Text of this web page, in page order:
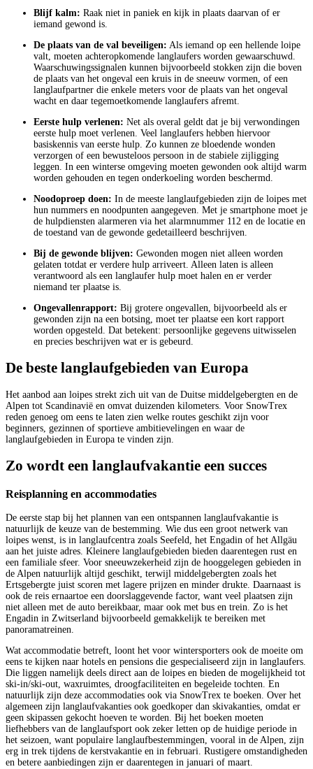
Blijf kalm: Raak niet in paniek en kijk in plaats daarvan of er
iemand gewond is.
De plaats van de val beveiligen: Als iemand op een hellende loipe
valt, moeten achteropkomende langlaufers worden gewaarschuwd.
Waarschuwingssignalen kunnen bijvoorbeeld stokken zijn die boven
de plaats van het ongeval een kruis in de sneeuw vormen, of een
langlaufpartner die enkele meters voor de plaats van het ongeval
wacht en daar tegemoetkomende langlaufers afremt.
Eerste hulp verlenen: Net als overal geldt dat je bij verwondingen
eerste hulp moet verlenen. Veel langlaufers hebben hiervoor
basiskennis van eerste hulp. Zo kunnen ze bloedende wonden
verzorgen of een bewusteloos persoon in de stabiele zijligging
leggen. In een winterse omgeving moeten gewonden ook altijd warm
worden gehouden en tegen onderkoeling worden beschermd.
Noodoproep doen: In de meeste langlaufgebieden zijn de loipes met
hun nummers en noodpunten aangegeven. Met je smartphone moet je
de hulpdiensten alarmeren via het alarmnummer 112 en de locatie en
de toestand van de gewonde gedetailleerd beschrijven.
Bij de gewonde blijven: Gewonden mogen niet alleen worden
gelaten totdat er verdere hulp arriveert. Alleen laten is alleen
verantwoord als een langlaufer hulp moet halen en er verder
niemand ter plaatse is.
Ongevallenrapport: Bij grotere ongevallen, bijvoorbeeld als er
gewonden zijn na een botsing, moet ter plaatse een kort rapport
worden opgesteld. Dat betekent: persoonlijke gegevens uitwisselen
en precies beschrijven wat er is gebeurd.
De beste langlaufgebieden van Europa
Het aanbod aan loipes strekt zich uit van de Duitse middelgebergten en de
Alpen tot Scandinavië en omvat duizenden kilometers. Voor SnowTrex
reden genoeg om eens te laten zien welke routes geschikt zijn voor
beginners, gezinnen of sportieve ambitievelingen en waar de
langlaufgebieden in Europa te vinden zijn.
Zo wordt een langlaufvakantie een succes
Reisplanning en accommodaties
De eerste stap bij het plannen van een ontspannen langlaufvakantie is
natuurlijk de keuze van de bestemming. Wie dus een groot netwerk van
loipes wenst, is in langlaufcentra zoals Seefeld, het Engadin of het Allgäu
aan het juiste adres. Kleinere langlaufgebieden bieden daarentegen rust en
een familiale sfeer. Voor sneeuwzekerheid zijn de hooggelegen gebieden in
de Alpen natuurlijk altijd geschikt, terwijl middelgebergten zoals het
Ertsgebergte juist scoren met lagere prijzen en minder drukte. Daarnaast is
ook de reis ernaartoe een doorslaggevende factor, want veel plaatsen zijn
niet alleen met de auto bereikbaar, maar ook met bus en trein. Zo is het
Engadin in Zwitserland bijvoorbeeld gemakkelijk te bereiken met
panoramatreinen.
Wat accommodatie betreft, loont het voor wintersporters ook de moeite om
eens te kijken naar hotels en pensions die gespecialiseerd zijn in langlaufers.
Die liggen namelijk deels direct aan de loipes en bieden de mogelijkheid tot
ski-in/ski-out, waxruimtes, droogfaciliteiten en begeleide tochten. En
natuurlijk zijn deze accommodaties ook via SnowTrex te boeken. Over het
algemeen zijn langlaufvakanties ook goedkoper dan skivakanties, omdat er
geen skipassen gekocht hoeven te worden. Bij het boeken moeten
liefhebbers van de langlaufsport ook zeker letten op de huidige periode in
het seizoen, want populaire langlaufbestemmingen, vooral in de Alpen, zijn
erg in trek tijdens de kerstvakantie en in februari. Rustigere omstandigheden
en betere aanbiedingen zijn er daarentegen in januari of maart.